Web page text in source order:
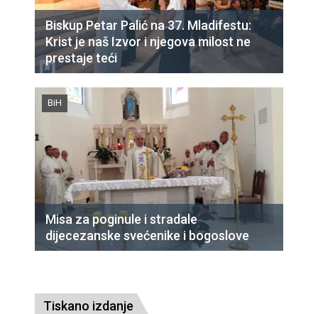
Biskup Petar Palić na 37. Mladifestu:
Krist je naš Izvor i njegova milost ne
prestaje teći
BiH
Misa za poginule i stradale
dijecezanske svećenike i bogoslove
Tiskano izdanje